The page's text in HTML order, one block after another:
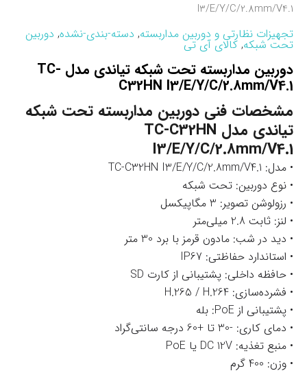
I3/E/Y/C/2.8mm/V4.1
تجهیزات نظارتی و دوربین مداربسته, دسته-بندی-نشده, دوربین
تحت شبکه, کالای آی تی
دوربین مداربسته تحت شبکه تیاندی مدل TC-
C32HN I3/E/Y/C/2.8mm/V4.1
مشخصات فنی دوربین مداربسته تحت شبکه
تیاندی مدل TC-C32HN
I3/E/Y/C/2.8mm/V4.1
• مدل: TC-C32HN I3/E/Y/C/2.8mm/V4.1
• نوع دوربین: تحت شبکه
• رزولوشن تصویر: 3 مگاپیکسل
• لنز: ثابت 2.8 میلی‌متر
• دید در شب: مادون قرمز با برد 30 متر
• استاندارد حفاظتی: IP67
• حافظه داخلی: پشتیبانی از کارت SD
• فشرده‌سازی: H.265 / H.264
• پشتیبانی از PoE: بله
• دمای کاری: -30 تا +60 درجه سانتی‌گراد
• منبع تغذیه: DC 12V یا PoE
• وزن: 400 گرم